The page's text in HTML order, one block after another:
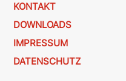
KONTAKT
DOWNLOADS
IMPRESSUM
DATENSCHUTZ